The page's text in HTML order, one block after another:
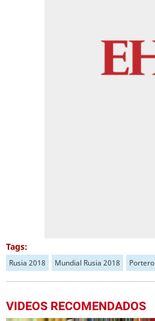
Tags:
Rusia 2018 Mundial Rusia 2018 Portero
VIDEOS RECOMENDADOS